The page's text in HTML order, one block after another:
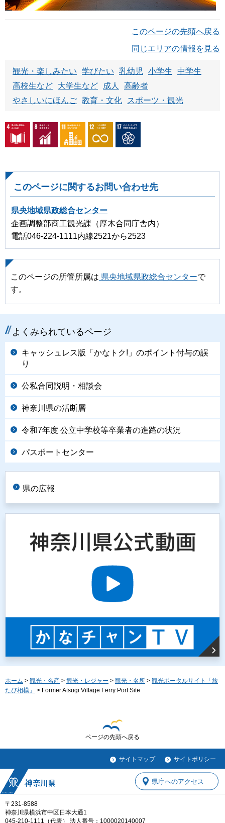
このページの先頭へ戻る
同じエリアの情報を見る
観光・楽しみたい 学びたい 乳幼児 小学生
中学生
高校生など
大学生など 成人
高齢者
やさしいにほんご 教育・文化 スポーツ・観光
このページに関するお問い合わせ先
県央地域県政総合センター
企画調整部商工観光課（厚木合同庁舎内）
電話046-224-1111内線2521から2523
このページの所管所属は 県央地域県政総合センターで
す。
よくみられているページ
キャッシュレス版「かなトク!」のポイント付与の誤
り
公私合同説明・相談会
神奈川県の活断層
令和7年度 公立中学校等卒業者の進路の状況
パスポートセンター
県の広報
ホーム > 観光・名産 > 観光・レジャー > 観光・名所 > 観光ポータルサイト「旅
たび相模」
> Former Atsugi Village Ferry Port Site
ページの先頭へ戻る
サイトマップ サイトポリシー
〒231-8588
神奈川県横浜市中区日本大通1
045-210-1111（代表） 法人番号：1000020140007
県庁へのアクセス